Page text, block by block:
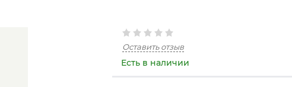
Оставить отзыв
Есть в наличии